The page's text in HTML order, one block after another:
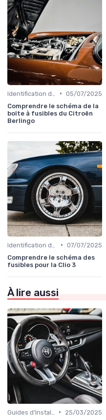
• 05/07/2025
Comprendre le schéma de la
boîte à fusibles du Citroën
Berlingo
• 07/07/2025
Comprendre le schéma des
fusibles pour la Clio 3
À lire aussi
•
25/03/2025